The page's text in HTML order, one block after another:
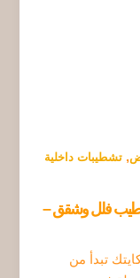
,تشطيبات داخلية
بالرياض 2026 – تشطيب فلل وشقق –
بالرياض 2026: حكايتك تبدأ من